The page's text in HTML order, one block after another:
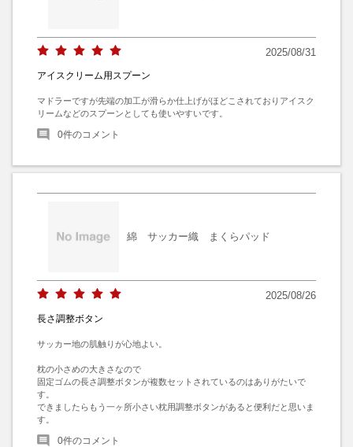
2025/08/31
アイスクリーム用スプーン
マドラーですが先端の加工が滑らか仕上げがほどこされておりアイスク
リームなどのスプーンとしても使いやすいです。
0件のコメント
綿 サッカー織 まくらパッド
2025/08/26
長さ調整ボタン
サッカー地の肌触りが心地よい。
枕の小さめの大きさなので
固定ゴムの長さ調整ボタンが複数セットされているのはありがたいで
す。
できましたらもう一ヶ所小さい枕用調整ボタンがあると便利だと思いま
す。
0件のコメント